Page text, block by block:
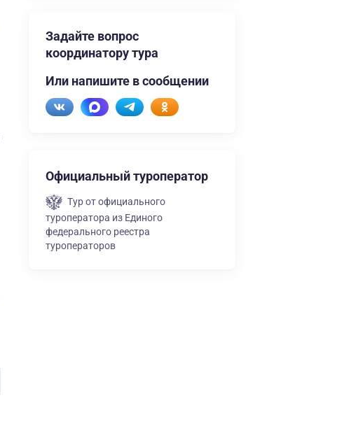
Задайте вопрос
координатору тура
Или напишите в сообщении
Официальный туроператор
Тур от официального
туроператора из Единого
федерального реестра
туроператоров